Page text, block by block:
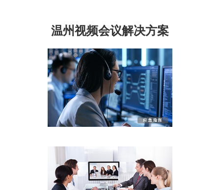
温州视频会议解决方案